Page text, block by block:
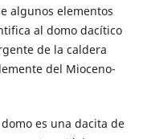
algunos elementos
al domo dacítico
de la caldera
del Mioceno-
es una dacita de